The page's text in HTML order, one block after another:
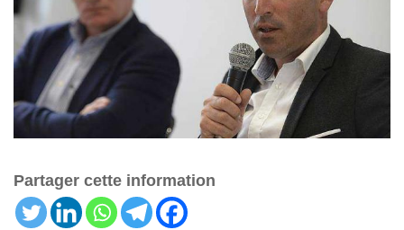
Partager cette information